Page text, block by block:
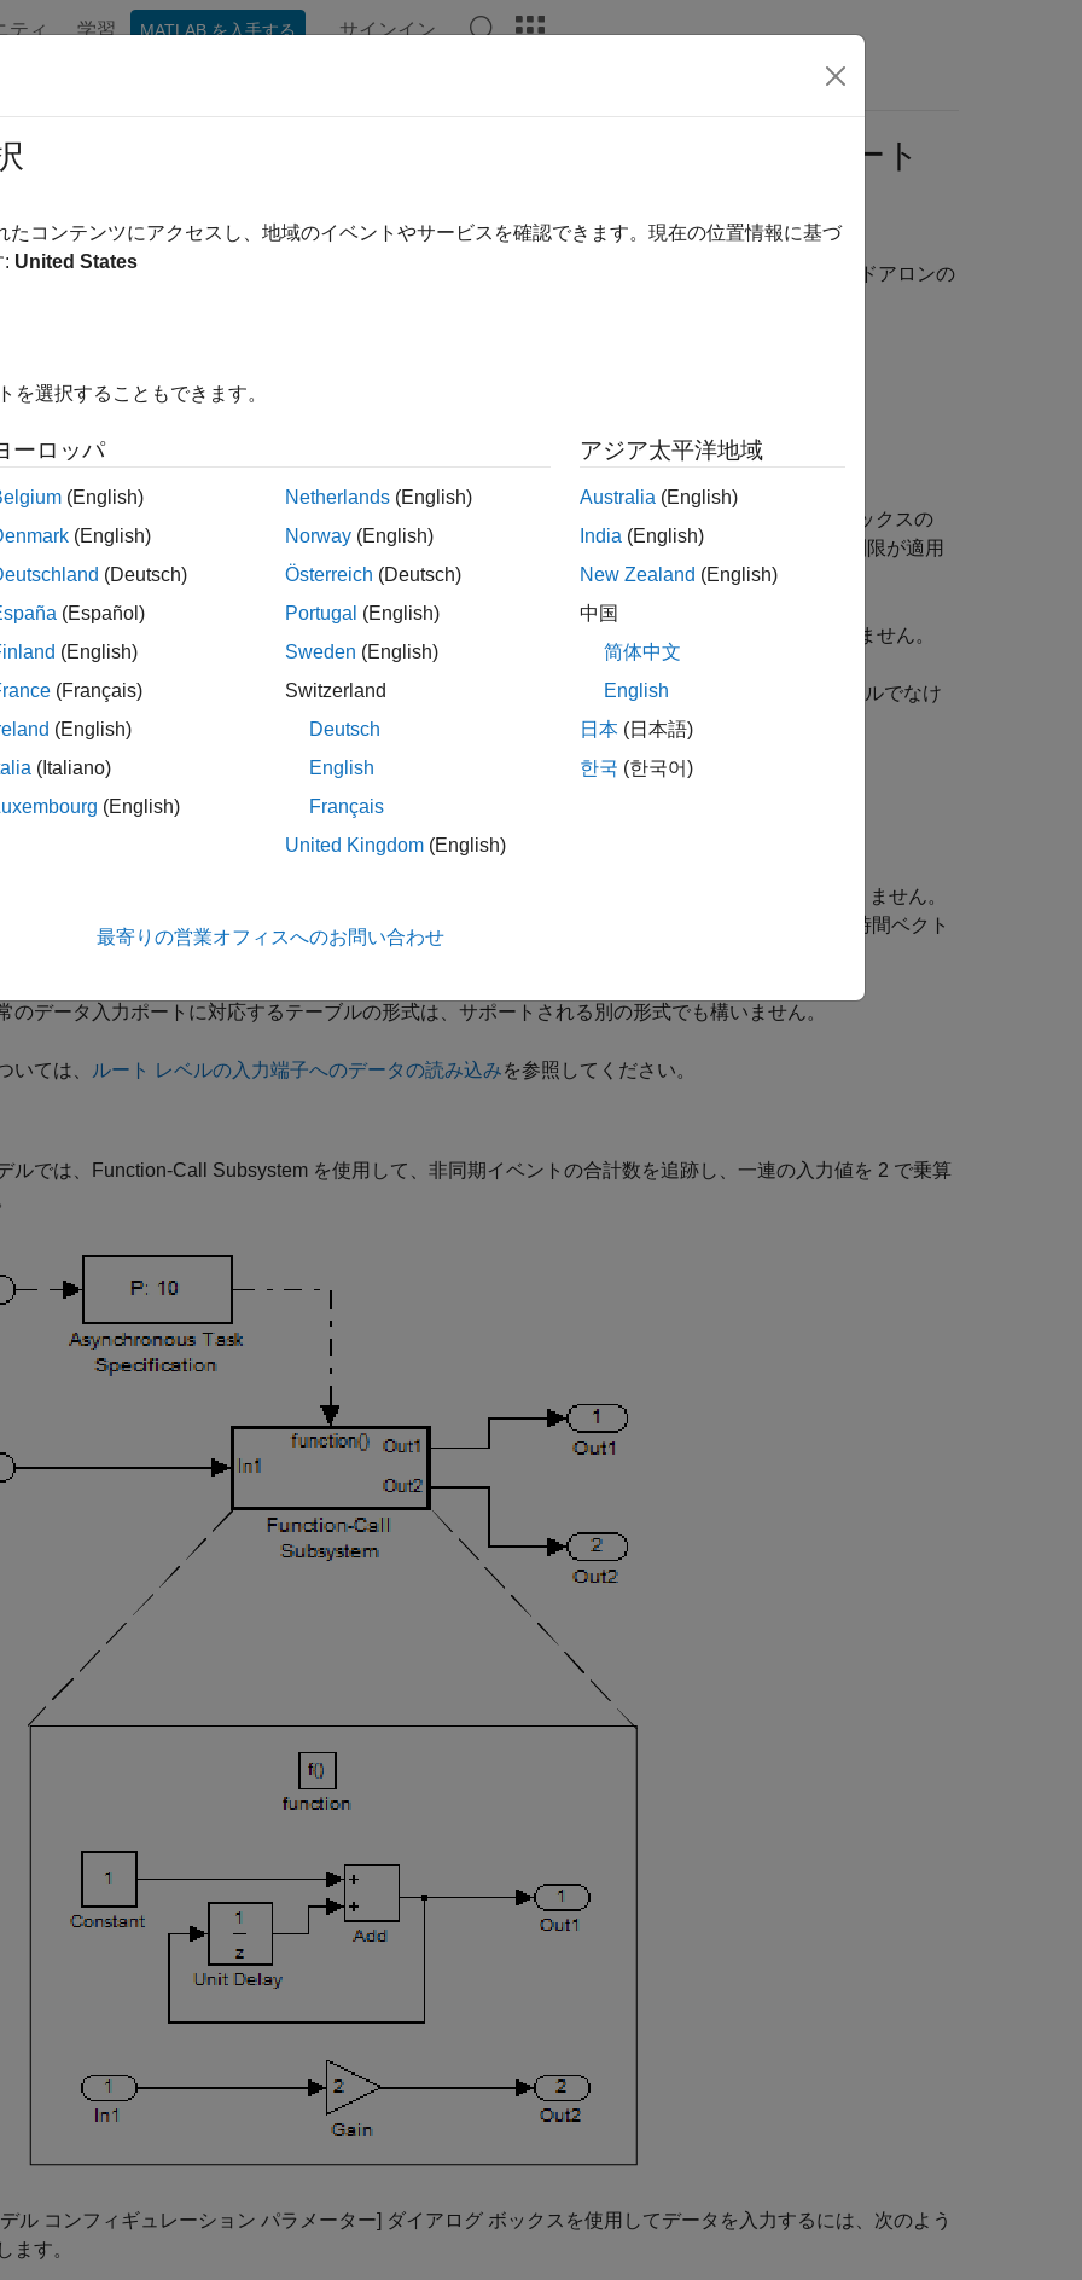
ティ 学習 MATLAB を入手する サインイン
レーションのための非同期イベント データのインポート
ロックを介して Function-Call Subsystem に非同期イベント データをインポートできます。スタンドアロンの
ータ形式
コマンド ラインまたは [コンフィギュレーション パラメーター] ダイアログ ボックスの
インポート/エクスポート]
ペインで入力できます。どちらの場合も、データ形式にはいくつかの制限が適用
。
はテーブルのコンマ区切りリストでなければなりません。
期イベントを出力する入力ポートに対応するテーブルは、非同期イベントの時間値を含む列ベクトルでなけ
なりません。
非同期ベクトルの時間ベクトルは、倍精度データ型で単調増加していなければなりません。
時間データは、モデル ステップ サイズの整数倍でなければなりません。
任意のタイム ステップで複数の関数呼び出しを指定するには、時間値を適宜繰り返さなければなりません。
= 1 で 3 つの非同期イベントを指定し、
= 9 で 2 つの非同期イベントを指定するには、時間ベクト
を 3 回、 を 2 回リストしなければなりません。 (
のデータ入力ポートに対応するテーブルの形式は、サポートされる別の形式でも構いません。
いては、 ルート レベルの入力端子へのデータの読み込みを参照してください。
ルでは、Function-Call Subsystem を使用して、非同期イベントの合計数を追跡し、一連の入力値を 2 で乗算
ル コンフィギュレーション パラメーター] ダイアログ ボックスを使用してデータを入力するには、次のよう
ます。
たコンテンツにアクセスし、地域のイベントやサービスを確認できます。現在の位置情報に基づ
: United States
を選択することもできます。
ーロッパ
(English)
(English)
(Deutsch)
(Español)
(English)
(Français)
(English)
(Italiano)
(English)
Netherlands (English)
Norway (English)
Österreich (Deutsch)
Portugal (English)
Sweden (English)
Switzerland
Deutsch
English
Français
United Kingdom (English)
アジア太平洋地域
Australia (English)
India (English)
New Zealand (English)
中国
简体中文
English
日本 (日本語)
한국 (한국어)
最寄りの営業オフィスへのお問い合わせ